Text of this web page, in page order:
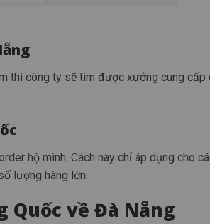
thì công ty sẽ tìm được xưởng cung cấp
hộ mình. Cách này chỉ áp dụng cho
lượng hàng lớn.
về Đà Nẵng